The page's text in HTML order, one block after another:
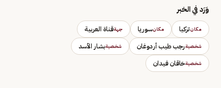
وَرَد في الخبر
مكانتركيا مكانسوريا جهةقناة العربية
شخصيةرجب طيب أردوغان شخصيةبشار الأسد
شخصيةخاقان فيدان